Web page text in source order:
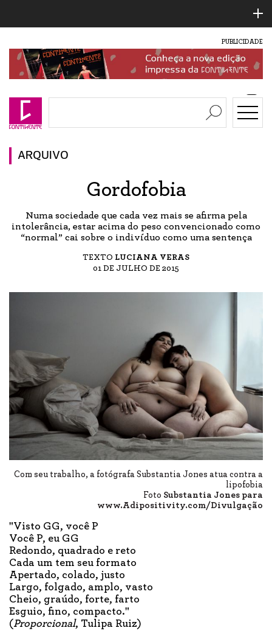
PUBLICIDADE
ARQUIVO
Gordofobia
Numa sociedade que cada vez mais se afirma pela
intolerância, estar acima do peso convencionado como
“normal” cai sobre o indivíduo como uma sentença
TEXTO LUCIANA VERAS
01 DE JULHO DE 2015
Com seu trabalho, a fotógrafa Substantia Jones atua contra a
lipofobia
Foto Substantia Jones para
www.Adipositivity.com/Divulgação
"Visto GG, você P
Você P, eu GG
Redondo, quadrado e reto
Cada um tem seu formato
Apertado, colado, justo
Largo, folgado, amplo, vasto
Cheio, graúdo, forte, farto
Esguio, fino, compacto."
(Proporcional, Tulipa Ruiz)